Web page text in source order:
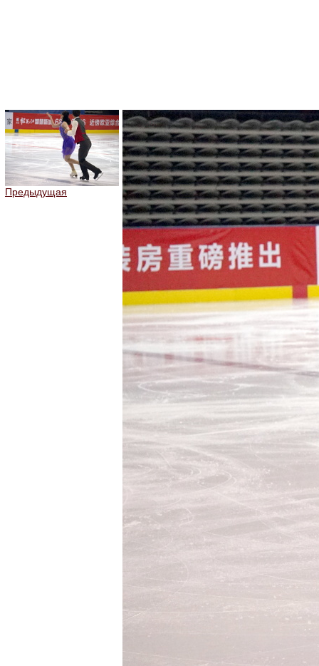
Предыдущая